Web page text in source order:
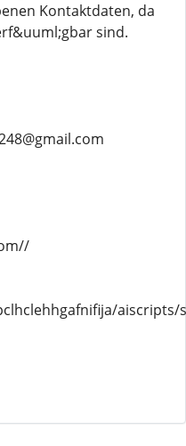
Kontaktdaten, da
sind.
aiscripts/